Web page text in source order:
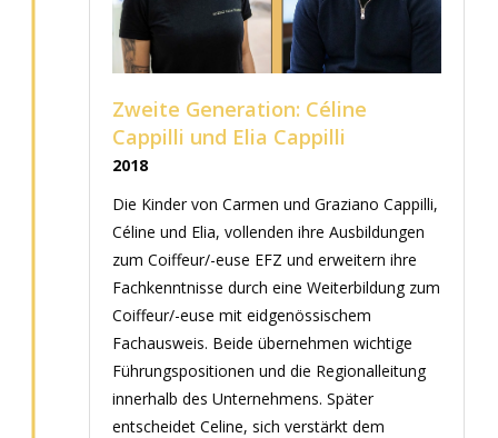
Zweite Generation: Céline
Cappilli und Elia Cappilli
2018
Die Kinder von Carmen und Graziano Cappilli,
Céline und Elia, vollenden ihre Ausbildungen
zum Coiffeur/-euse EFZ und erweitern ihre
Fachkenntnisse durch eine Weiterbildung zum
Coiffeur/-euse mit eidgenössischem
Fachausweis. Beide übernehmen wichtige
Führungspositionen und die Regionalleitung
innerhalb des Unternehmens. Später
entscheidet Celine, sich verstärkt dem